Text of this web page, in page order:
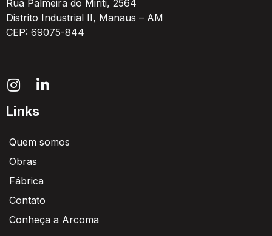
Rua Palmeira do Miriti, 2564
Distrito Industrial II, Manaus – AM
CEP: 69075-844
Links
Quem somos
Obras
Fábrica
Contato
Conheça a Arcoma